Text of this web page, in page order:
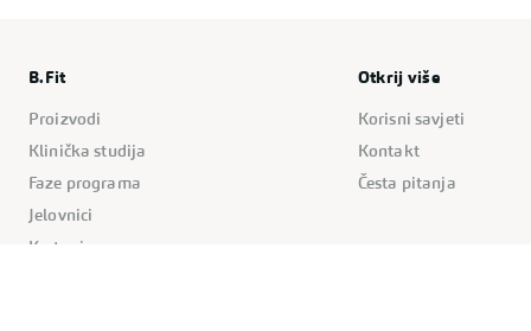
B.Fit
Proizvodi
Klinička studija
Faze programa
Jelovnici
Kretanje
Otkrij više
Korisni savjeti
Kontakt
Česta pitanja